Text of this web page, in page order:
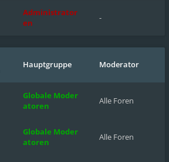
Administrator
en
-
Hauptgruppe Moderator
Globale Moder
atoren
Alle Foren
Globale Moder
atoren
Alle Foren